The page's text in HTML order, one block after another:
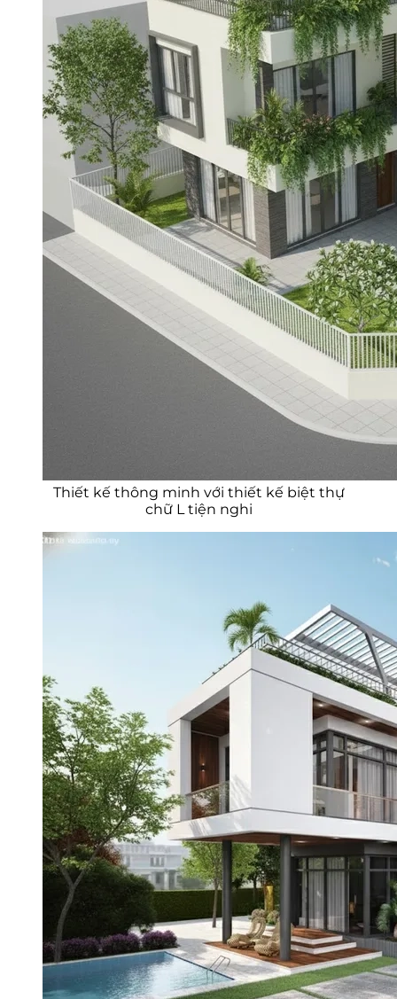
Thiết kế thông minh với thiết kế biệt thự
chữ L tiện nghi